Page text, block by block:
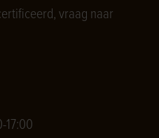
vraag naar
17:00